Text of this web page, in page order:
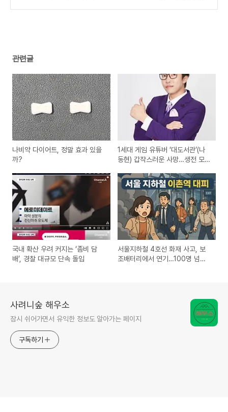
관련글
나비약 다이어트, 정말 효과 있을
까?
1세대 게임 유튜버 ‘대도서관’(나
동현) 갑작스러운 사망…생전 모습
국내 확산 우려 커지는 ‘좀비 담
배’, 경찰 대규모 단속 돌입
서울지하철 4호선 화재 사고, 보
조배터리에서 연기…100명 넘게
사려니숲 해우소
잠시 쉬어가면서 유익한 정보도 알아가는 페이지
구독하기